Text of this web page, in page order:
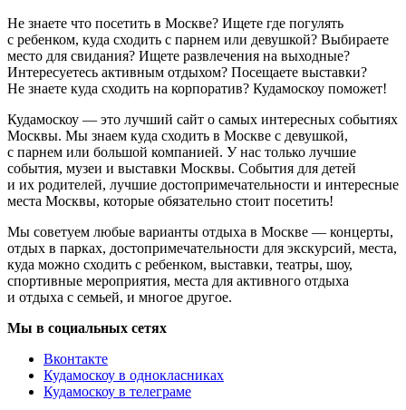
Не знаете что посетить в Москве? Ищете где погулять
с ребенком, куда сходить с парнем или девушкой? Выбираете
место для свидания? Ищете развлечения на выходные?
Интересуетесь активным отдыхом? Посещаете выставки?
Не знаете куда сходить на корпоратив? Кудамоскоу поможет!
Кудамоскоу — это лучший сайт о самых интересных событиях
Москвы. Мы знаем куда сходить в Москве с девушкой,
с парнем или большой компанией. У нас только лучшие
события, музеи и выставки Москвы. События для детей
и их родителей, лучшие достопримечательности и интересные
места Москвы, которые обязательно стоит посетить!
Мы советуем любые варианты отдыха в Москве — концерты,
отдых в парках, достопримечательности для экскурсий, места,
куда можно сходить с ребенком, выставки, театры, шоу,
спортивные мероприятия, места для активного отдыха
и отдыха с семьей, и многое другое.
Мы в социальных сетях
Вконтакте
Кудамоскоу в однокласниках
Кудамоскоу в телеграме